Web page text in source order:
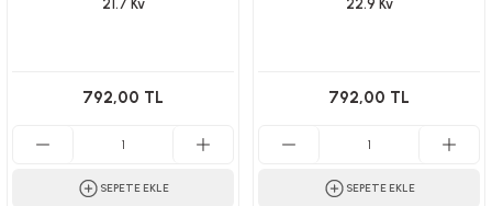
21.7 Kv
792,00 TL
SEPETE EKLE
22.9 Kv
792,00 TL
SEPETE EKLE